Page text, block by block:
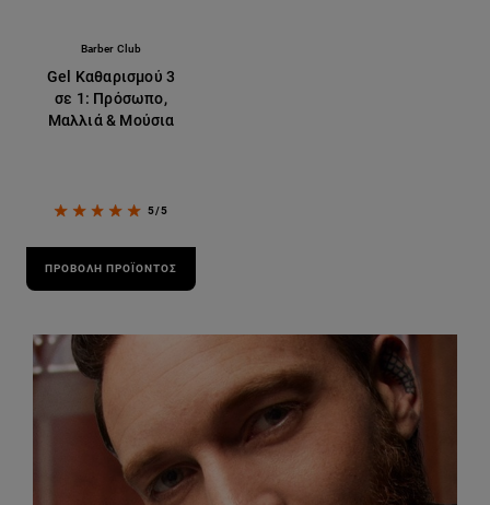
Barber Club
Gel Καθαρισμού 3
σε 1: Πρόσωπο,
Μαλλιά & Μούσια
5/5
ΠΡΟΒΟΛΉ ΠΡΟΪΌΝΤΟΣ